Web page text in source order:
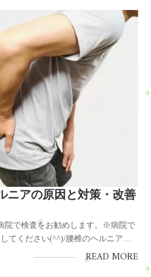
で悩んでいる◆慢性化しそうで悩
ニアの原因と対策・改善
院で検査をお勧めします。※病院で
てください(^^)/腰椎のヘルニアの
せんか？◆腰が痛くて動きに制限が
いときがあるので悩んでいる◆前
READ MORE